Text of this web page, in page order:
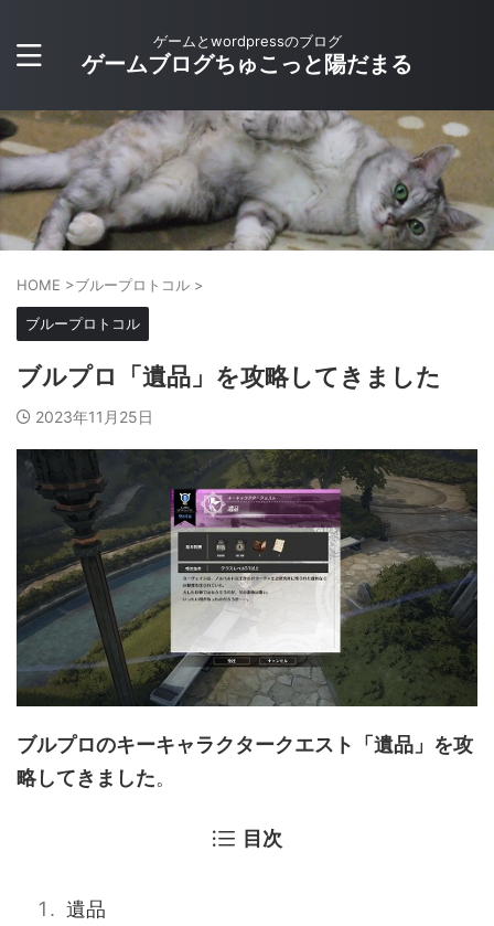
ゲームとwordpressのブログ
ゲームブログちゅこっと陽だまる
HOME >ブループロトコル >
ブループロトコル
ブルプロ「遺品」を攻略してきました
2023年11月25日
ブルプロのキーキャラクタークエスト「遺品」を攻
略してきました。
目次
遺品